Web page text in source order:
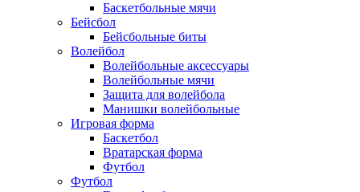
Баскетбольные мячи
Бейсбол
Бейсбольные биты
Волейбол
Волейбольные аксессуары
Волейбольные мячи
Защита для волейбола
Манишки волейбольные
Игровая форма
Баскетбол
Вратарская форма
Футбол
Футбол